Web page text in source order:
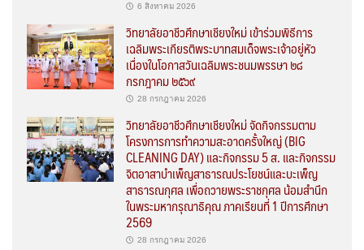
6 สิงหาคม 2026
วิทยาลัยอาชีวศึกษาเชียงใหม่ เข้าร่วมพิธีการ
เฉลิมพระเกียรติพระบาทสมเด็จพระเจ้าอยู่หัว
เนื่องในโอกาสวันเฉลิมพระชนมพรรษา ๒๘
กรกฎาคม ๒๕๖๙
28 กรกฎาคม 2026
วิทยาลัยอาชีวศึกษาเชียงใหม่ จัดกิจกรรมตาม
โครงการการทำความสะอาดครั้งใหญ่ (BIG
CLEANING DAY) และกิจกรรม 5 ส. และกิจกรรม
จิตอาสาบำเพ็ญสาธารณประโยชน์และบะเพ็ญ
สาธารณกุศล เพื่อถวายพระราชกุศล น้อมสำนึก
ในพระมหากรุณาธิคุณ ภาคเรียนที่ 1 ปีการศึกษา
2569
28 กรกฎาคม 2026